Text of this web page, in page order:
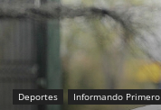
Deportes Informando Primero